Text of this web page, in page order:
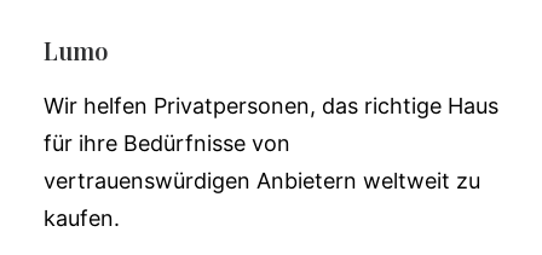
Lumo
Wir helfen Privatpersonen, das richtige Haus
für ihre Bedürfnisse von
vertrauenswürdigen Anbietern weltweit zu
kaufen.